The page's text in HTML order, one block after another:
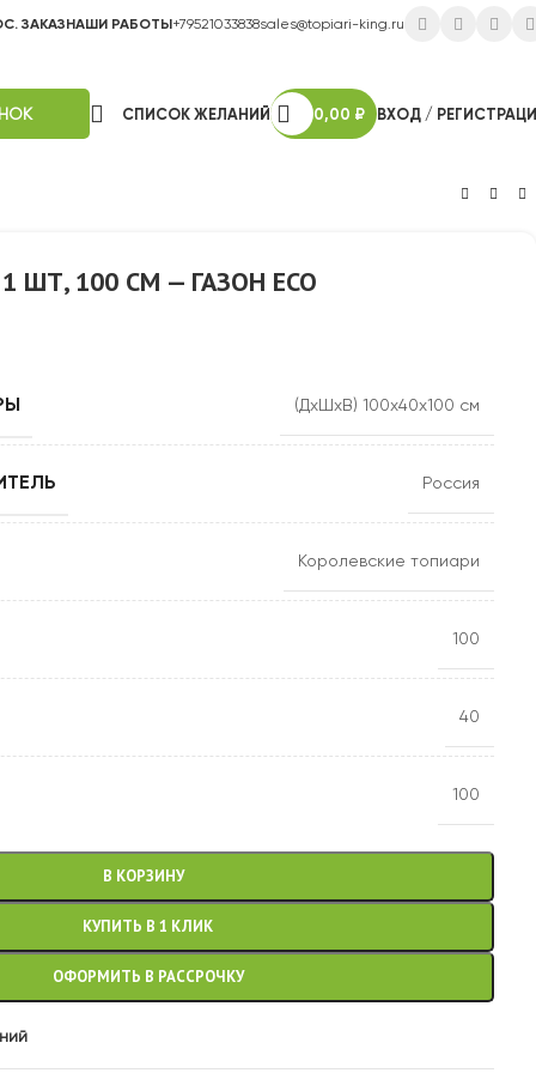
ЗАКАЗНАШИ РАБОТЫ+79521033838sales@topiari-king.ru
СПИСОК ЖЕЛАНИЙ 0,00 ₽ ВХОД /
ШТ, 100 СМ — ГАЗОН ECO
(ДхШхВ) 100х40х100 см
Россия
Королевские топиари
100
40
100
В КОРЗИНУ
КУПИТЬ В 1 КЛИК
ОФОРМИТЬ В РАССРОЧКУ